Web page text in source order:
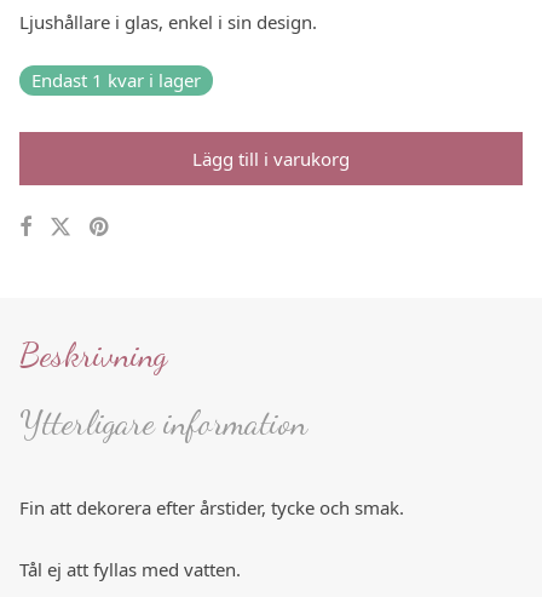
Ljushållare i glas, enkel i sin design.
Endast 1 kvar i lager
Lägg till i varukorg
Beskrivning
Ytterligare information
Fin att dekorera efter årstider, tycke och smak.
Tål ej att fyllas med vatten.